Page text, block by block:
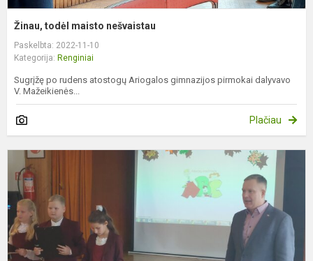
Žinau, todėl maisto nešvaistau
Paskelbta: 2022-11-10
Kategorija: Renginiai
Sugrįžę po rudens atostogų Ariogalos gimnazijos pirmokai dalyvavo
V. Mažeikienės...
Plačiau